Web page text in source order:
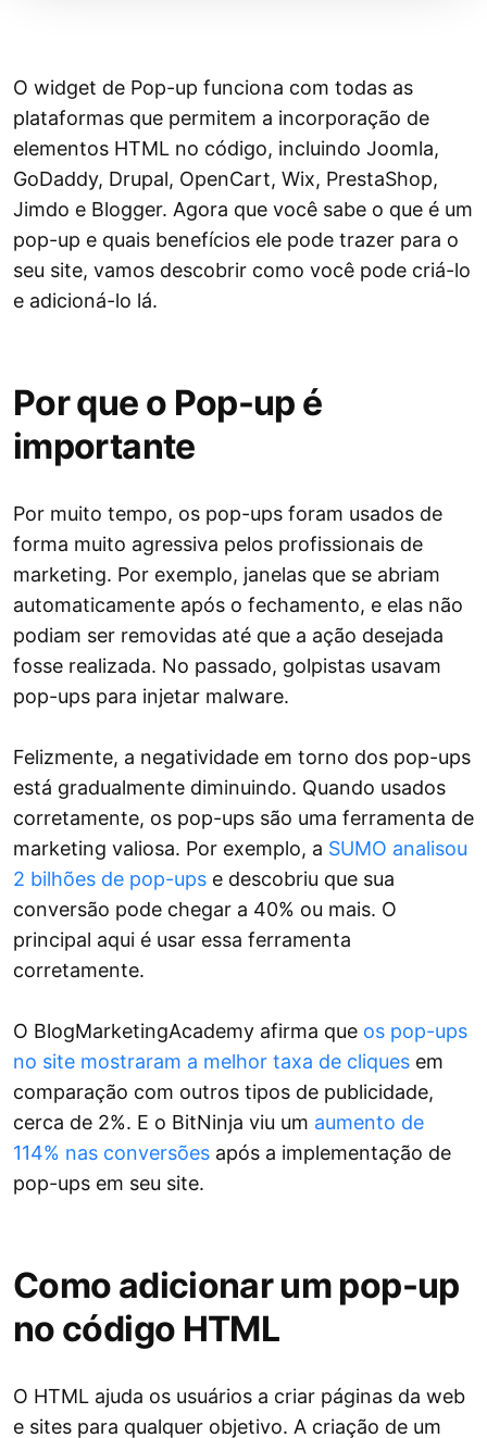
O widget de Pop-up funciona com todas as
plataformas que permitem a incorporação de
elementos HTML no código, incluindo Joomla,
GoDaddy, Drupal, OpenCart, Wix, PrestaShop,
Jimdo e Blogger. Agora que você sabe o que é um
pop-up e quais benefícios ele pode trazer para o
seu site, vamos descobrir como você pode criá-lo
e adicioná-lo lá.
Por que o Pop-up é
importante
Por muito tempo, os pop-ups foram usados de
forma muito agressiva pelos profissionais de
marketing. Por exemplo, janelas que se abriam
automaticamente após o fechamento, e elas não
podiam ser removidas até que a ação desejada
fosse realizada. No passado, golpistas usavam
pop-ups para injetar malware.
Felizmente, a negatividade em torno dos pop-ups
está gradualmente diminuindo. Quando usados
corretamente, os pop-ups são uma ferramenta de
marketing valiosa. Por exemplo, a SUMO analisou
2 bilhões de pop-ups e descobriu que sua
conversão pode chegar a 40% ou mais. O
principal aqui é usar essa ferramenta
corretamente.
O BlogMarketingAcademy afirma que os pop-ups
no site mostraram a melhor taxa de cliques em
comparação com outros tipos de publicidade,
cerca de 2%. E o BitNinja viu um aumento de
114% nas conversões após a implementação de
pop-ups em seu site.
Como adicionar um pop-up
no código HTML
O HTML ajuda os usuários a criar páginas da web
e sites para qualquer objetivo. A criação de um